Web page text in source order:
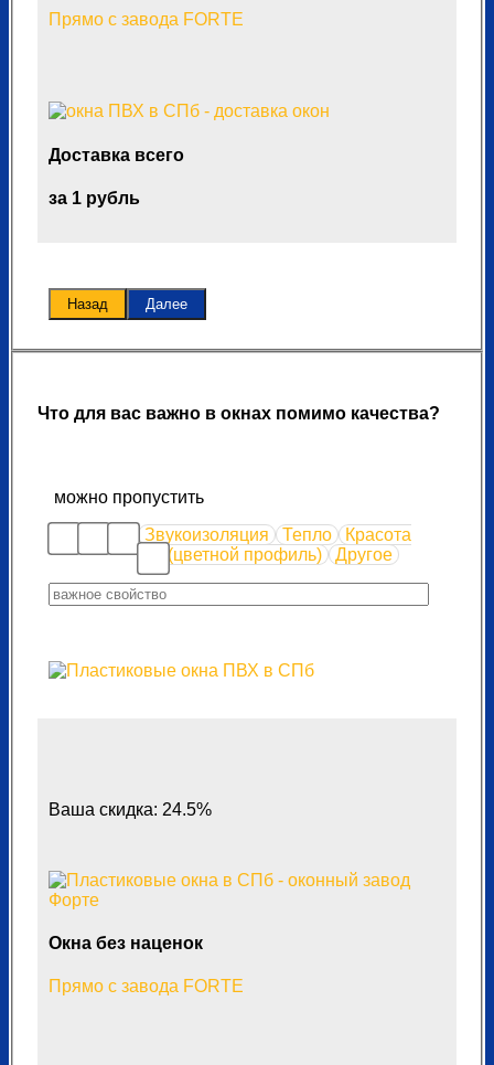
Прямо с завода FORTE
Доставка всего
за 1 рубль
Назад Далее
Что для вас важно в окнах помимо качества?
можно пропустить
Звукоизоляция
Тепло
Красота
(цветной профиль)
Другое
Ваша скидка: 24.5%
Окна без наценок
Прямо с завода FORTE